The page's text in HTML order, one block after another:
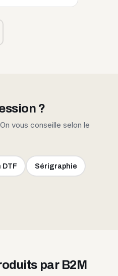
?
vous conseille selon le
DTF Sérigraphie
par B2M